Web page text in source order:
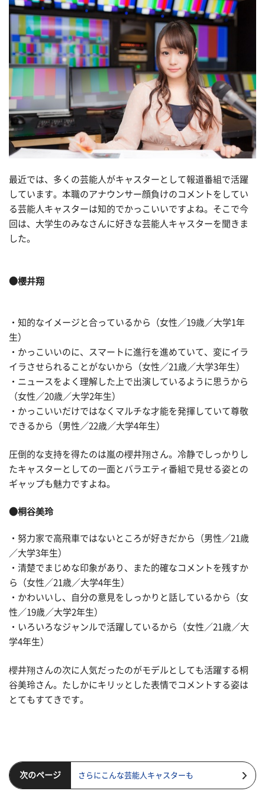
最近では、多くの芸能人がキャスターとして報道番組で活躍
しています。本職のアナウンサー顔負けのコメントをしてい
る芸能人キャスターは知的でかっこいいですよね。そこで今
回は、大学生のみなさんに好きな芸能人キャスターを聞きま
した。
●櫻井翔
・知的なイメージと合っているから（女性／19歳／大学1年
生）
・かっこいいのに、スマートに進行を進めていて、変にイラ
イラさせられることがないから（女性／21歳／大学3年生）
・ニュースをよく理解した上で出演しているように思うから
（女性／20歳／大学2年生）
・かっこいいだけではなくマルチな才能を発揮していて尊敬
できるから（男性／22歳／大学4年生）
圧倒的な支持を得たのは嵐の櫻井翔さん。冷静でしっかりし
たキャスターとしての一面とバラエティ番組で見せる姿との
ギャップも魅力ですよね。
●桐谷美玲
・努力家で高飛車ではないところが好きだから（男性／21歳
／大学3年生）
・清楚でまじめな印象があり、また的確なコメントを残すか
ら（女性／21歳／大学4年生）
・かわいいし、自分の意見をしっかりと話しているから（女
性／19歳／大学2年生）
・いろいろなジャンルで活躍しているから（女性／21歳／大
学4年生）
櫻井翔さんの次に人気だったのがモデルとしても活躍する桐
谷美玲さん。たしかにキリッとした表情でコメントする姿は
とてもすてきです。
次のページ さらにこんな芸能人キャスターも